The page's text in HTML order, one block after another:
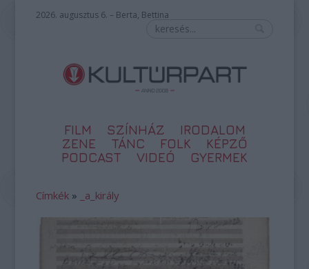
2026. augusztus 6. – Berta, Bettina
FILM SZÍNHÁZ
IRODALOM
ZENE
TÁNC FOLK
KÉPZŐ
PODCAST
VIDEÓ GYERMEK
Címkék » _a_király